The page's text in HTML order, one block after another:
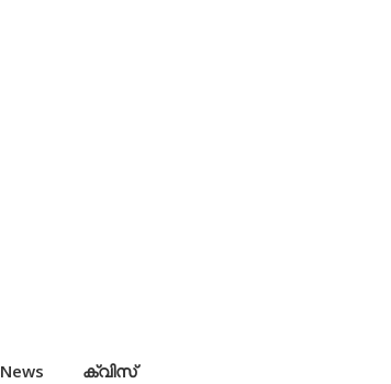
News ക്വിസ്